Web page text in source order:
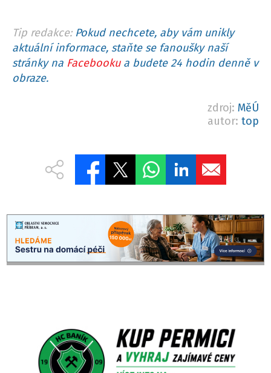
Tip redakce: Pokud nechcete, aby vám unikly
aktuální informace, staňte se fanoušky naší
stránky na Facebookua budete 24 hodin denně v
obraze.
zdroj: MěÚ
autor: top